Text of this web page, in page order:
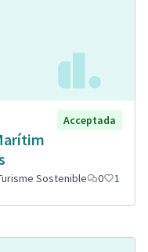
Acceptada
Sostenible 0 1